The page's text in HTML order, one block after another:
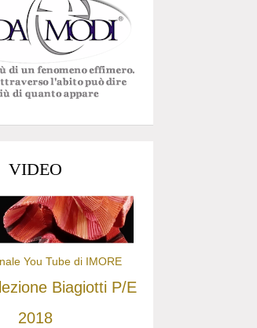
VIDEO
You Tube di IMORE
Biagiotti P/E
2018